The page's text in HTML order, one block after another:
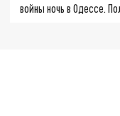
войны ночь в Одессе.